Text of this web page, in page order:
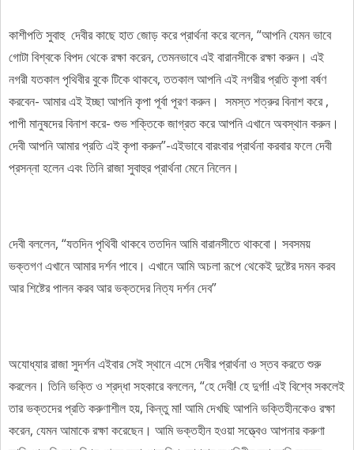
কাশীপতি সুবাহু দেবীর কাছে হাত জোড় করে প্রার্থনা করে বলেন, “আপনি যেমন ভাবে
গোটা বিশ্বকে বিপদ থেকে রক্ষা করেন, তেমনভাবে এই বারানসীকে রক্ষা করুন। এই
নগরী যতকাল পৃথিবীর বুকে টিকে থাকবে, ততকাল আপনি এই নগরীর প্রতি কৃপা বর্ষণ
করবেন- আমার এই ইচ্ছা আপনি কৃপা পূর্বা পূরণ করুন। ‌ সমস্ত শত্রুর বিনাশ করে ,
পাপী মানুষদের বিনাশ করে- শুভ শক্তিকে জাগ্রত করে আপনি এখানে অবস্থান করুন।
দেবী আপনি আমার প্রতি এই কৃপা করুন”-এইভাবে বারংবার প্রার্থনা করবার ফলে দেবী
প্রসন্না হলেন এবং তিনি রাজা সুবাহুর প্রার্থনা মেনে নিলেন।
দেবী বললেন, “যতদিন পৃথিবী থাকবে ততদিন আমি বারানসীতে থাকবো।‌ সবসময়
ভক্তগণ এখানে আমার দর্শন পাবে। এখানে আমি অচলা রূপে থেকেই দুষ্টের দমন করব
আর শিষ্টের পালন করব আর ভক্তদের নিত্য দর্শন দেব”
অযোধ্যার রাজা সুদর্শন‌ এইবার সেই স্থানে এসে দেবীর প্রার্থনা ও স্তব করতে শুরু
করলেন। তিনি ভক্তি ও শ্রদ্ধা সহকারে বললেন, “হে দেবী! হে দুর্গা! এই বিশ্বে সকলেই
তার ভক্তদের প্রতি করুণাশীল হয়, কিন্তু মা! আমি দেখছি আপনি ভক্তিহীনকেও রক্ষা
করেন, যেমন আমাকে রক্ষা করেছেন। আমি ভক্তহীন হ‌ওয়া সত্ত্বেও আপনার করুণা